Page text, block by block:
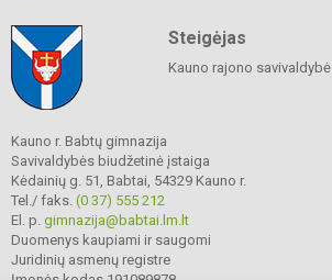
Steigėjas
Kauno rajono savivaldybė
Kauno r. Babtų gimnazija
Savivaldybės biudžetinė įstaiga
Kėdainių g. 51, Babtai, 54329 Kauno r.
Tel./ faks. (0 37) 555 212
El. p. gimnazija@babtai.lm.lt
Duomenys kaupiami ir saugomi
Juridinių asmenų registre